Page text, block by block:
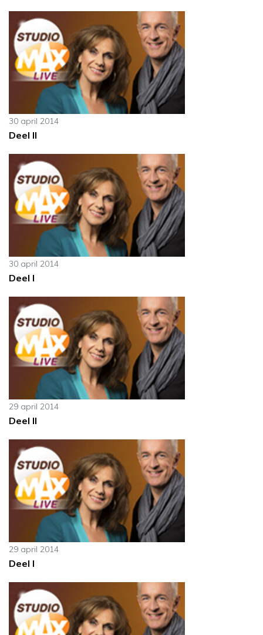
30 april 2014
Deel II
30 april 2014
Deel I
29 april 2014
Deel II
29 april 2014
Deel I